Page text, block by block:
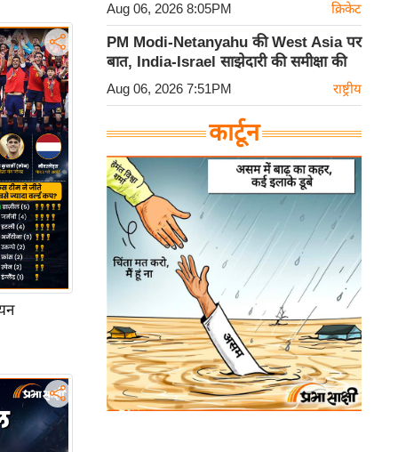
Aug 06, 2026 8:05PM क्रिकेट
PM Modi-Netanyahu की West Asia पर
बात, India-Israel साझेदारी की समीक्षा की
Aug 06, 2026 7:51PM राष्ट्रीय
कार्टून